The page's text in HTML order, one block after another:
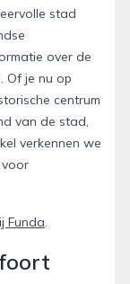
stad
over de
Of je nu op
centrum
van de stad,
verkennen we
Funda.